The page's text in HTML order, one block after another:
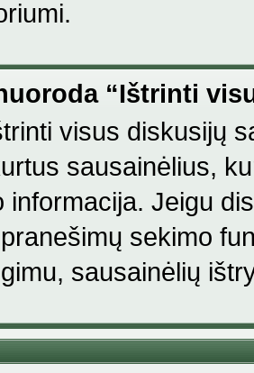
“Ištrinti
visus diskusijų
sausainėlius,
informacija. Jeigu
sekimo
sausainėlių